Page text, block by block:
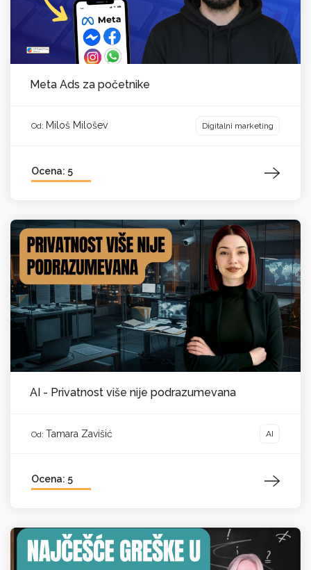
Meta Ads za početnike
Od: Miloš Milošev Digitalni marketing
Ocena: 5
AI - Privatnost više nije podrazumevana
Od: Tamara Zavišić AI
Ocena: 5